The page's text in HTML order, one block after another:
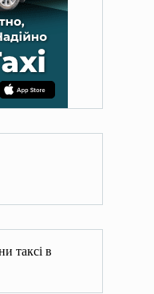
таксі в